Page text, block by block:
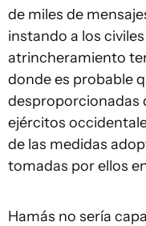
de miles de
instando a los
atrincheramiento
donde es probable
desproporcionadas
ejércitos
de las medidas
tomadas por ellos
Hamás no sería